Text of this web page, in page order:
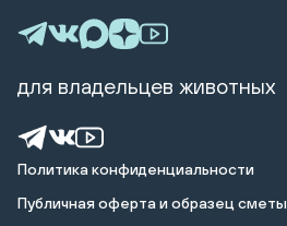
Политика конфиденциальности
Публичная оферта и образец сметы
для владельцев животных